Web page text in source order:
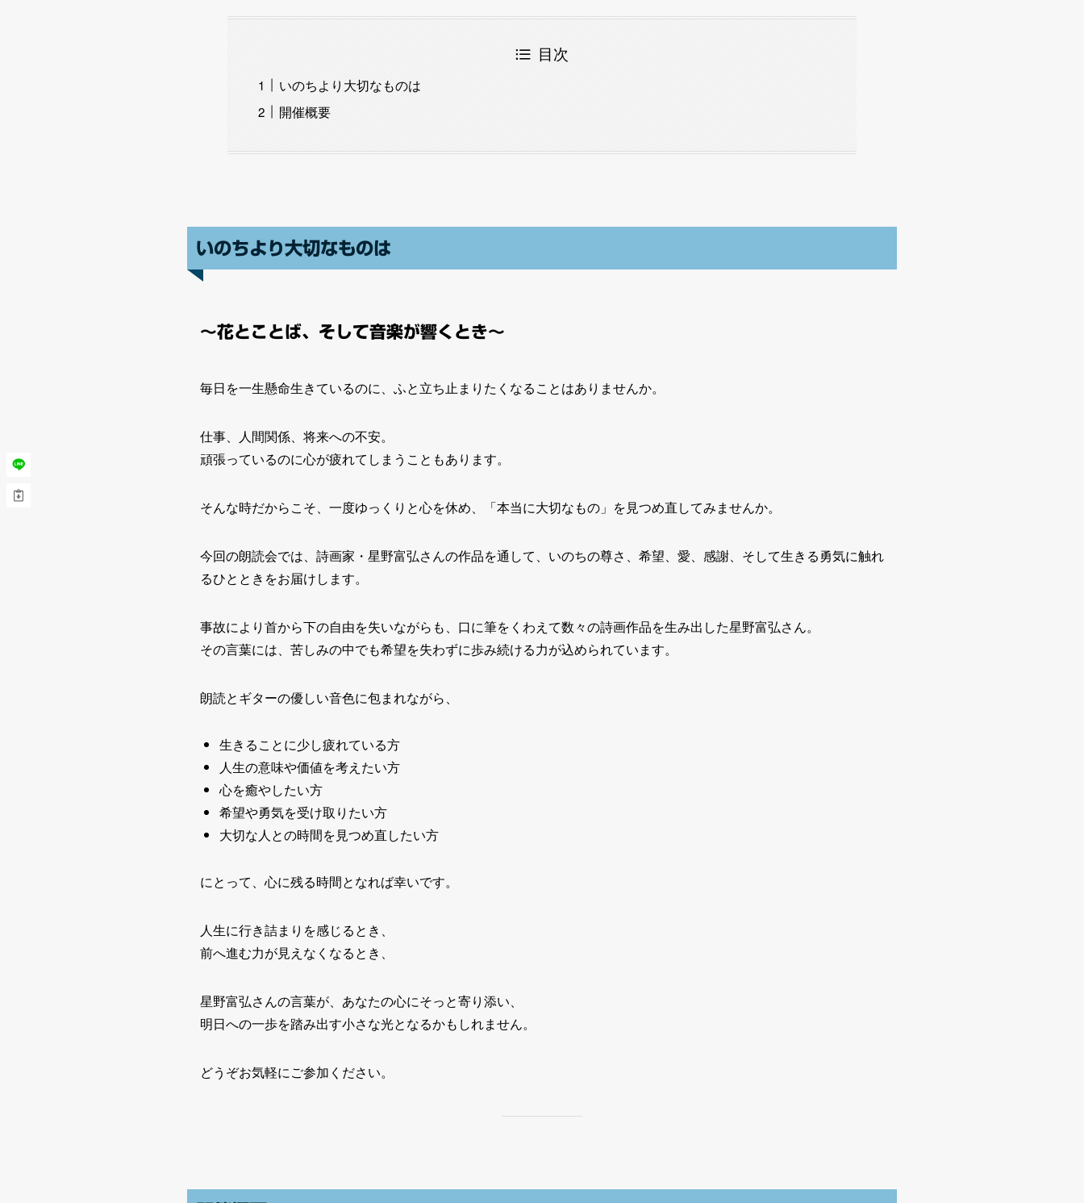
目次
いのちより大切なものは
開催概要
いのちより大切なものは
～花とことば、そして音楽が響くとき～
毎日を一生懸命生きているのに、ふと立ち止まりたくなることはありませんか。
仕事、人間関係、将来への不安。
頑張っているのに心が疲れてしまうこともあります。
そんな時だからこそ、一度ゆっくりと心を休め、「本当に大切なもの」を見つめ直してみませんか。
今回の朗読会では、詩画家・星野富弘さんの作品を通して、いのちの尊さ、希望、愛、感謝、そして生きる勇気に触れ
るひとときをお届けします。
事故により首から下の自由を失いながらも、口に筆をくわえて数々の詩画作品を生み出した星野富弘さん。
その言葉には、苦しみの中でも希望を失わずに歩み続ける力が込められています。
朗読とギターの優しい音色に包まれながら、
生きることに少し疲れている方
人生の意味や価値を考えたい方
心を癒やしたい方
希望や勇気を受け取りたい方
大切な人との時間を見つめ直したい方
にとって、心に残る時間となれば幸いです。
人生に行き詰まりを感じるとき、
前へ進む力が見えなくなるとき、
星野富弘さんの言葉が、あなたの心にそっと寄り添い、
明日への一歩を踏み出す小さな光となるかもしれません。
どうぞお気軽にご参加ください。